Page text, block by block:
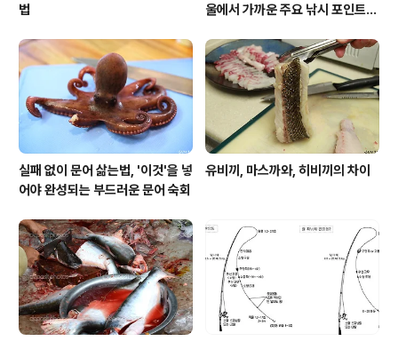
법
울에서 가까운 주요 낚시 포인트
실패 없이 문어 삶는법, '이것'을 넣
어야 완성되는 부드러운 문어 숙회
유비끼, 마스까와, 히비끼의 차이